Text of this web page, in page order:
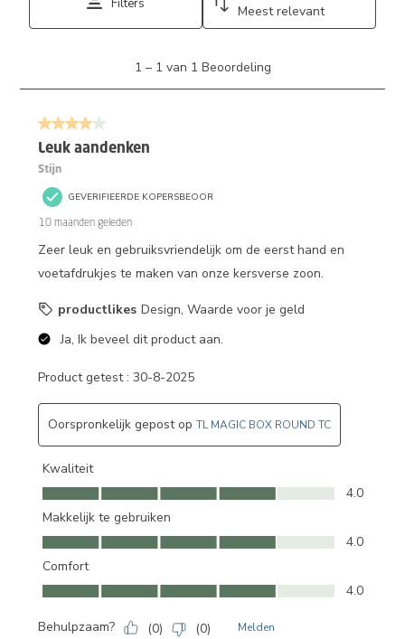
Filters Meest relevant
1
Beoordeling.
1 – 1 van 1 Beoordeling
4 van 5 sterren.
Leuk aandenken
Stijn
GEVERIFIEERDE KOPERSBEOOR
10 maanden geleden
Zeer leuk en gebruiksvriendelijk om de eerst hand en
voetafdrukjes te maken van onze kersverse zoon.
productlikes Design, Waarde voor je geld
Ja, Ik beveel dit product aan.
Product getest : 30-8-2025
Oorspronkelijk gepost op TL MAGIC BOX ROUND TC
Kwaliteit
Kwaliteit, 4.0 van 5
4.0
Makkelijk te gebruiken
Makkelijk te gebruiken, 4.0 van 5
4.0
Comfort
Comfort, 4.0 van 5
4.0
Behulpzaam? (0) (0) Melden